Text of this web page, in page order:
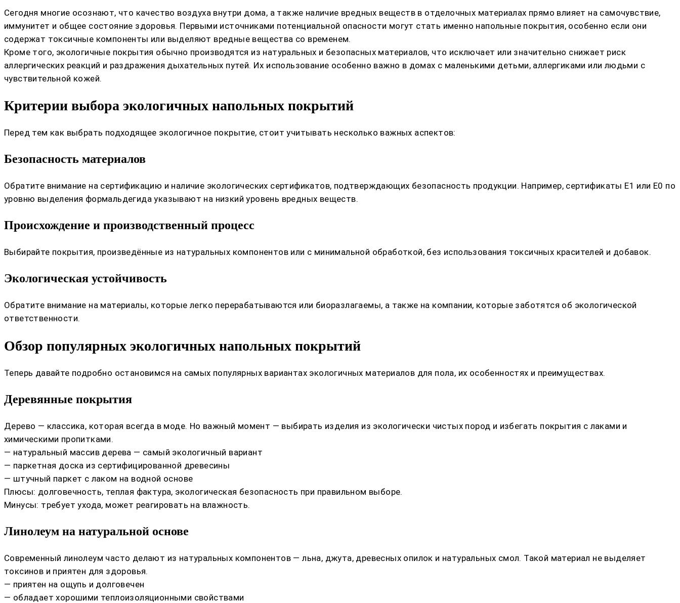
Сегодня многие осознают, что качество воздуха внутри дома, а также наличие вредных веществ в отделочных материалах прямо влияет на самочувствие,
иммунитет и общее состояние здоровья. Первыми источниками потенциальной опасности могут стать именно напольные покрытия, особенно если они
содержат токсичные компоненты или выделяют вредные вещества со временем.
Кроме того, экологичные покрытия обычно производятся из натуральных и безопасных материалов, что исключает или значительно снижает риск
аллергических реакций и раздражения дыхательных путей. Их использование особенно важно в домах с маленькими детьми, аллергиками или людьми с
чувствительной кожей.
Критерии выбора экологичных напольных покрытий
Перед тем как выбрать подходящее экологичное покрытие, стоит учитывать несколько важных аспектов:
Безопасность материалов
Обратите внимание на сертификацию и наличие экологических сертификатов, подтверждающих безопасность продукции. Например, сертификаты Е1 или Е0 по
уровню выделения формальдегида указывают на низкий уровень вредных веществ.
Происхождение и производственный процесс
Выбирайте покрытия, произведённые из натуральных компонентов или с минимальной обработкой, без использования токсичных красителей и добавок.
Экологическая устойчивость
Обратите внимание на материалы, которые легко перерабатываются или биоразлагаемы, а также на компании, которые заботятся об экологической
ответственности.
Обзор популярных экологичных напольных покрытий
Теперь давайте подробно остановимся на самых популярных вариантах экологичных материалов для пола, их особенностях и преимуществах.
Деревянные покрытия
Дерево — классика, которая всегда в моде. Но важный момент — выбирать изделия из экологически чистых пород и избегать покрытия с лаками и
химическими пропитками.
— натуральный массив дерева — самый экологичный вариант
— паркетная доска из сертифицированной древесины
— штучный паркет с лаком на водной основе
Плюсы: долговечность, теплая фактура, экологическая безопасность при правильном выборе.
Минусы: требует ухода, может реагировать на влажность.
Линолеум на натуральной основе
Современный линолеум часто делают из натуральных компонентов — льна, джута, древесных опилок и натуральных смол. Такой материал не выделяет
токсинов и приятен для здоровья.
— приятен на ощупь и долговечен
— обладает хорошими теплоизоляционными свойствами